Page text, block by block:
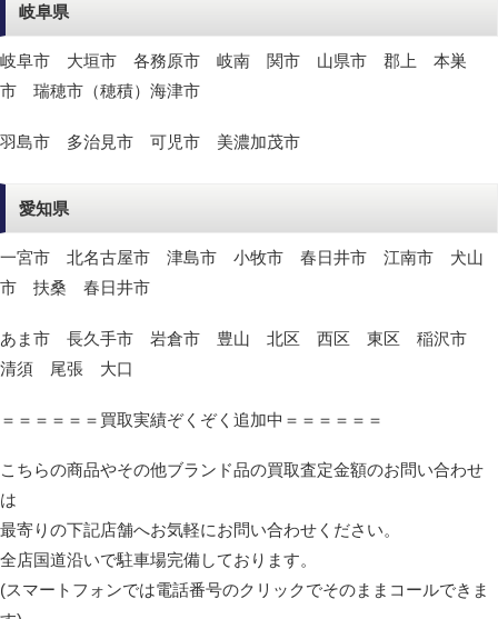
岐阜県
岐阜市 大垣市 各務原市 岐南 関市 山県市 郡上 本巣
市 瑞穂市（穂積）海津市
羽島市 多治見市 可児市 美濃加茂市
愛知県
一宮市 北名古屋市 津島市 小牧市 春日井市 江南市 犬山
市 扶桑 春日井市
あま市 長久手市 岩倉市 豊山 北区 西区 東区 稲沢市
清須 尾張 大口
＝＝＝＝＝＝買取実績ぞくぞく追加中＝＝＝＝＝＝
こちらの商品やその他ブランド品の買取査定金額のお問い合わせ
は
最寄りの下記店舗へお気軽にお問い合わせください。
全店国道沿いで駐車場完備しております。
(スマートフォンでは電話番号のクリックでそのままコールできま